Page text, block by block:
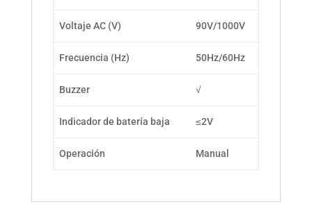
Voltaje AC (V) 90V/1000V
Frecuencia (Hz) 50Hz/60Hz
Buzzer √
Indicador de batería baja ≤2V
Operación Manual